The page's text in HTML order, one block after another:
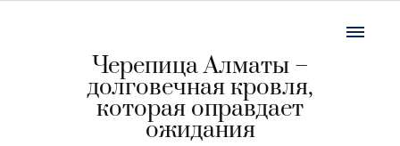
Черепица Алматы –
долговечная кровля,
которая оправдает
ожидания